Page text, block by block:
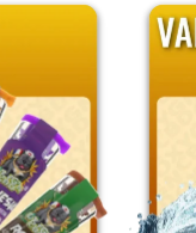
aujourd’hui les
plus lente,